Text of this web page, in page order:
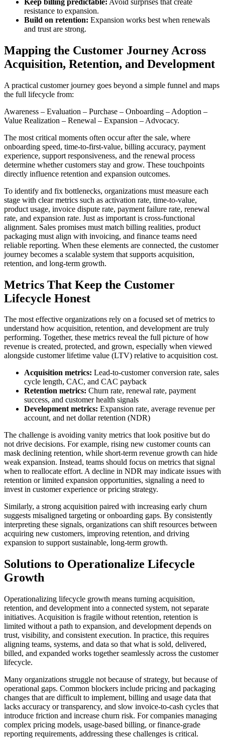
resistance to expansion.
Build on retention: Expansion works best when renewals
and trust are strong.
Mapping the Customer Journey Across
Acquisition, Retention, and Development
A practical customer journey goes beyond a simple funnel and maps
the full lifecycle from:
Awareness – Evaluation – Purchase – Onboarding – Adoption –
Value Realization – Renewal – Expansion – Advocacy.
The most critical moments often occur after the sale, where
onboarding speed, time-to-first-value, billing accuracy, payment
experience, support responsiveness, and the renewal process
determine whether customers stay and grow. These touchpoints
directly influence retention and expansion outcomes.
To identify and fix bottlenecks, organizations must measure each
stage with clear metrics such as activation rate, time-to-value,
product usage, invoice dispute rate, payment failure rate, renewal
rate, and expansion rate. Just as important is cross-functional
alignment. Sales promises must match billing realities, product
packaging must align with invoicing, and finance teams need
reliable reporting. When these elements are connected, the customer
journey becomes a scalable system that supports acquisition,
retention, and long-term growth.
Metrics That Keep the Customer
Lifecycle Honest
The most effective organizations rely on a focused set of metrics to
understand how acquisition, retention, and development are truly
performing. Together, these metrics reveal the full picture of how
revenue is created, protected, and grown, especially when viewed
alongside customer lifetime value (LTV) relative to acquisition cost.
Acquisition metrics: Lead-to-customer conversion rate, sales
cycle length, CAC, and CAC payback
Retention metrics: Churn rate, renewal rate, payment
success, and customer health signals
Development metrics: Expansion rate, average revenue per
account, and net dollar retention (NDR)
The challenge is avoiding vanity metrics that look positive but do
not drive decisions. For example, rising new customer counts can
mask declining retention, while short-term revenue growth can hide
weak expansion. Instead, teams should focus on metrics that signal
when to reallocate effort. A decline in NDR may indicate issues with
retention or limited expansion opportunities, signaling a need to
invest in customer experience or pricing strategy.
Similarly, a strong acquisition paired with increasing early churn
suggests misaligned targeting or onboarding gaps. By consistently
interpreting these signals, organizations can shift resources between
acquiring new customers, improving retention, and driving
expansion to support sustainable, long-term growth.
Solutions to Operationalize Lifecycle
Growth
Operationalizing lifecycle growth means turning acquisition,
retention, and development into a connected system, not separate
initiatives. Acquisition is fragile without retention, retention is
limited without a path to expansion, and development depends on
trust, visibility, and consistent execution. In practice, this requires
aligning teams, systems, and data so that what is sold, delivered,
billed, and expanded works together seamlessly across the customer
lifecycle.
Many organizations struggle not because of strategy, but because of
operational gaps. Common blockers include pricing and packaging
changes that are difficult to implement, billing and usage data that
lacks accuracy or transparency, and slow invoice-to-cash cycles that
introduce friction and increase churn risk. For companies managing
complex pricing models, usage-based billing, or finance-grade
reporting requirements, addressing these challenges is critical.